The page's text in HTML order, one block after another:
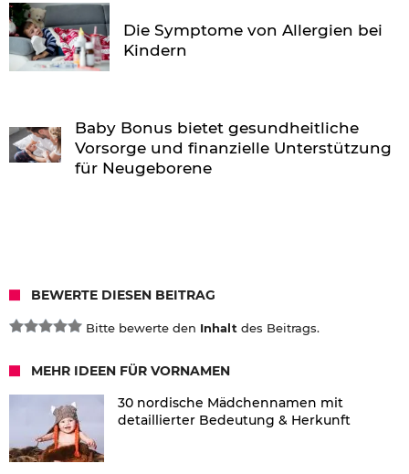
Die Symptome von Allergien bei
Kindern
Baby Bonus bietet gesundheitliche
Vorsorge und finanzielle Unterstützung
für Neugeborene
BEWERTE DIESEN BEITRAG
Bitte bewerte den Inhalt des Beitrags.
MEHR IDEEN FÜR VORNAMEN
30 nordische Mädchennamen mit
detaillierter Bedeutung & Herkunft